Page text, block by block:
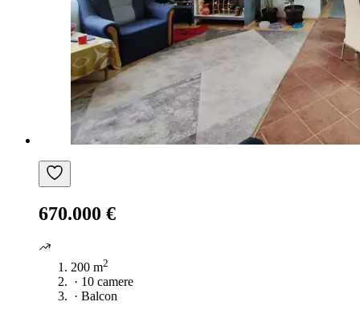
670.000 €
200 m2
· 10 camere
· Balcon